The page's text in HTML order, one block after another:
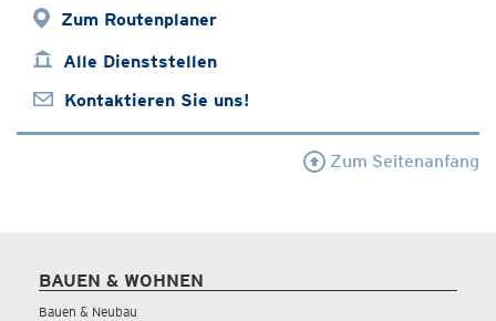
Zum Routenplaner
Alle Dienststellen
Kontaktieren Sie uns!
Zum Seitenanfang
BAUEN & WOHNEN
Bauen & Neubau